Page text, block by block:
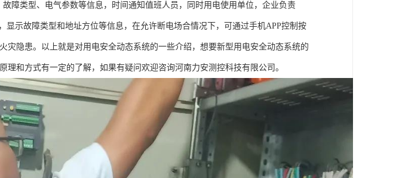
障类型、电气参数等信息，时间通知值班人员，同时用电使用单位，企业负责
显示故障类型和地址方位等信息，在允许断电场合情况下，可通过手机APP控制按
灾隐患。以上就是对用电安全动态系统的一些介绍，想要新型用电安全动态系统的
理和方式有一定的了解，如果有疑问欢迎咨询河南力安测控科技有限公司。